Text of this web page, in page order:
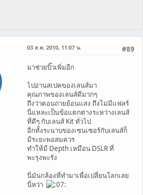
#89
03 ส.ค. 2010, 11:07 น.
มาช่วยบิ๊วเพิ่มอีก
ไปอ่านสเปคของเลนส์มา
คุณภาพของเลนส์ดีมากๆ
ถึงว่าตอนถ่ายย้อนแสง ถึงไม่มีแฟลร์
นี่แหละเป็นข้อแตกต่างระหว่างเลนส์
ที่ดีๆ กับเลนส์ Kit ทั่วไป
อีกทั้งระนาบของเซนเซอร์กับเลนส์ก็
มีระยะพอสมควร
ทำให้มี Depth เหมือน DSLR ที่
พะรุงพะรัง
นี่มันกล้องที่ทำมาเพื่อเปลี่ยนโลกเลย
นี่หว่า